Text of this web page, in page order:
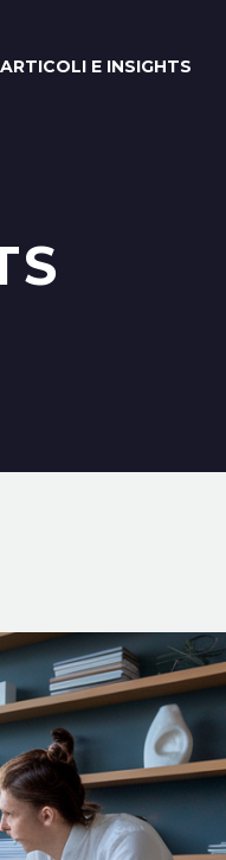
ARTICOLI E INSIGHTS